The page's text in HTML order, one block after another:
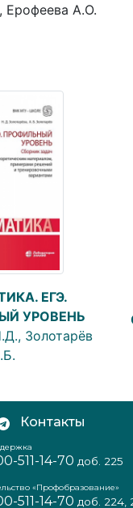
Ерофеева А.О.
ЕГЭ.
УРОВЕНЬ
Золотарёв
Контакты
511-14-70 доб. 225
«Профобразование»
511-14-70 доб. 224,